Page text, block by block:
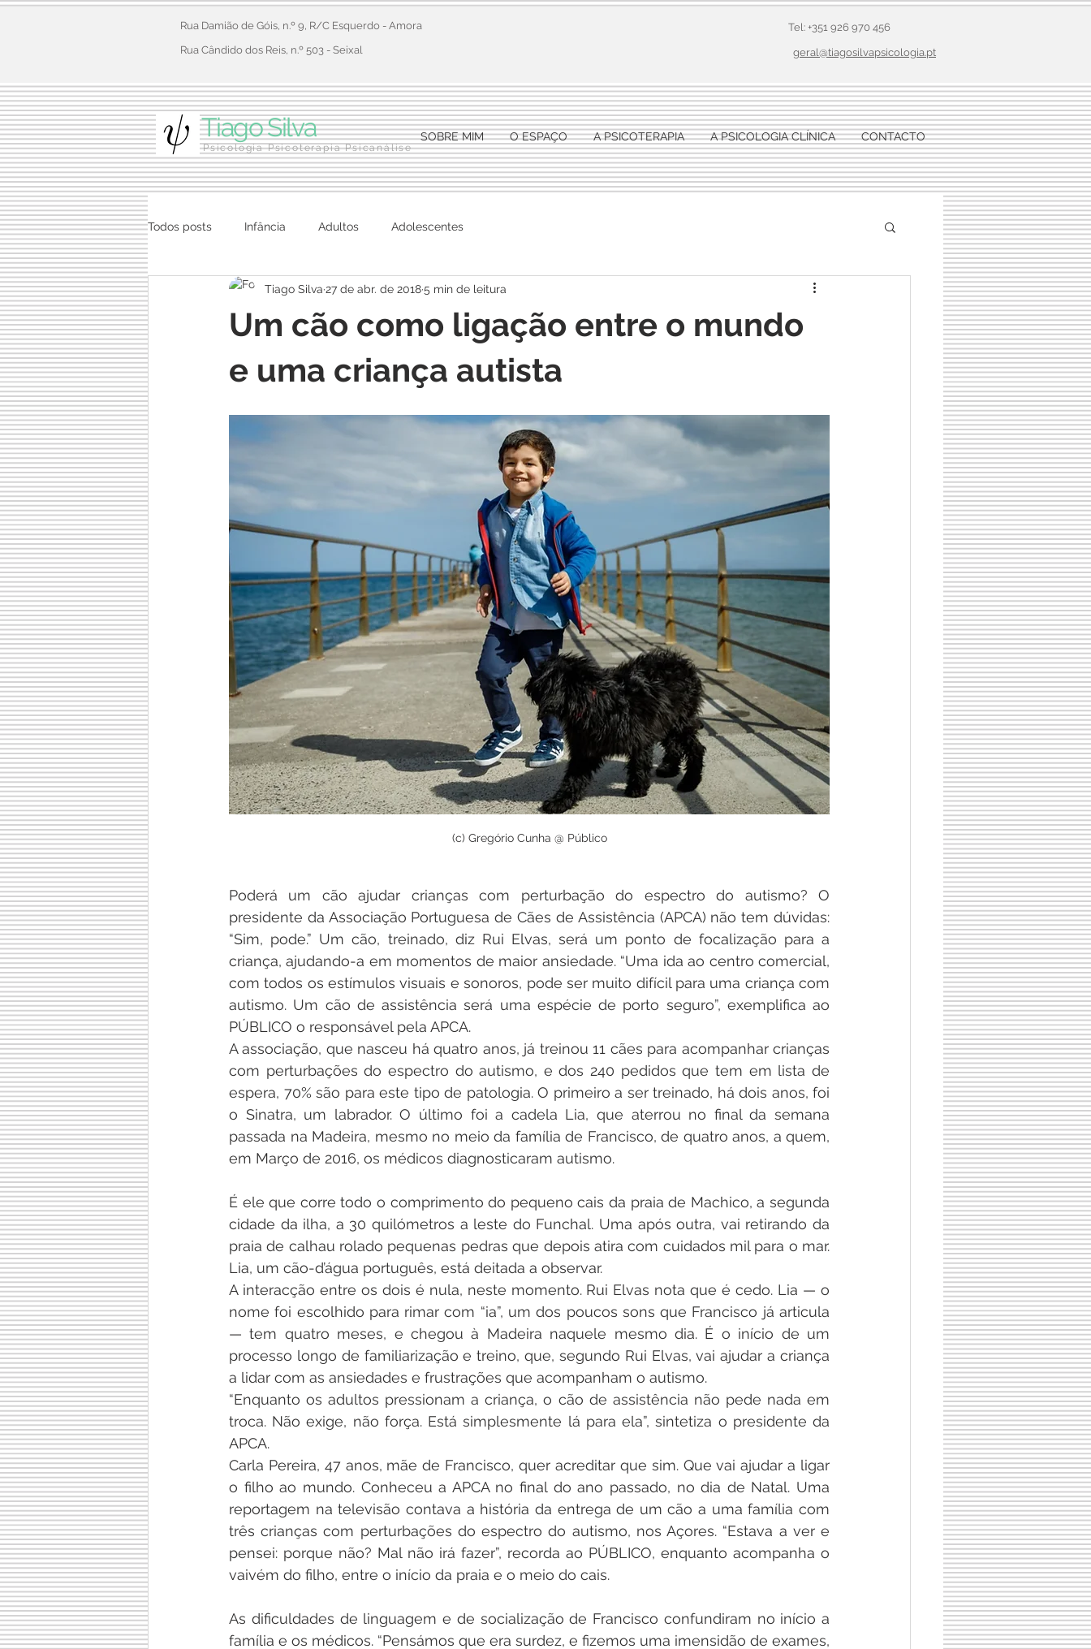
Rua Damião de Góis, n.º 9, R/C Esquerdo - Amora
Rua Cândido dos Reis, n.º 503 - Seixal
Tel: +351 926 970 456
geral@tiagosilvapsicologia.pt
Tiago Silva
Psicologia Psicoterapia Psicanálise
SOBRE MIM O ESPAÇO A PSICOTERAPIA A PSICOLOGIA CLÍNICA CONTACTO
Todos posts Infância Adultos Adolescentes
Um cão como ligação entre o mundo
e uma criança autista
Tiago Silva 27 de abr. de 20185 min de leitura
(c) Gregório Cunha @ Público
Poderá um cão ajudar crianças com perturbação do espectro do autismo? O
presidente da Associação Portuguesa de Cães de Assistência (APCA) não tem dúvidas:
“Sim, pode.” Um cão, treinado, diz Rui Elvas, será um ponto de focalização para a
criança, ajudando-a em momentos de maior ansiedade. “Uma ida ao centro comercial,
com todos os estímulos visuais e sonoros, pode ser muito difícil para uma criança com
autismo. Um cão de assistência será uma espécie de porto seguro”, exemplifica ao
PÚBLICO o responsável pela APCA.
A associação, que nasceu há quatro anos, já treinou 11 cães para acompanhar crianças
com perturbações do espectro do autismo, e dos 240 pedidos que tem em lista de
espera, 70% são para este tipo de patologia. O primeiro a ser treinado, há dois anos, foi
o Sinatra, um labrador. O último foi a cadela Lia, que aterrou no final da semana
passada na Madeira, mesmo no meio da família de Francisco, de quatro anos, a quem,
em Março de 2016, os médicos diagnosticaram autismo.
É ele que corre todo o comprimento do pequeno cais da praia de Machico, a segunda
cidade da ilha, a 30 quilómetros a leste do Funchal. Uma após outra, vai retirando da
praia de calhau rolado pequenas pedras que depois atira com cuidados mil para o mar.
Lia, um cão-d’água português, está deitada a observar.
A interacção entre os dois é nula, neste momento. Rui Elvas nota que é cedo. Lia — o
nome foi escolhido para rimar com “ia”, um dos poucos sons que Francisco já articula
— tem quatro meses, e chegou à Madeira naquele mesmo dia. É o início de um
processo longo de familiarização e treino, que, segundo Rui Elvas, vai ajudar a criança
a lidar com as ansiedades e frustrações que acompanham o autismo.
“Enquanto os adultos pressionam a criança, o cão de assistência não pede nada em
troca. Não exige, não força. Está simplesmente lá para ela”, sintetiza o presidente da
APCA.
Carla Pereira, 47 anos, mãe de Francisco, quer acreditar que sim. Que vai ajudar a ligar
o filho ao mundo. Conheceu a APCA no final do ano passado, no dia de Natal. Uma
reportagem na televisão contava a história da entrega de um cão a uma família com
três crianças com perturbações do espectro do autismo, nos Açores. “Estava a ver e
pensei: porque não? Mal não irá fazer”, recorda ao PÚBLICO, enquanto acompanha o
vaivém do filho, entre o início da praia e o meio do cais.
As dificuldades de linguagem e de socialização de Francisco confundiram no início a
família e os médicos. “Pensámos que era surdez, e fizemos uma imensidão de exames,